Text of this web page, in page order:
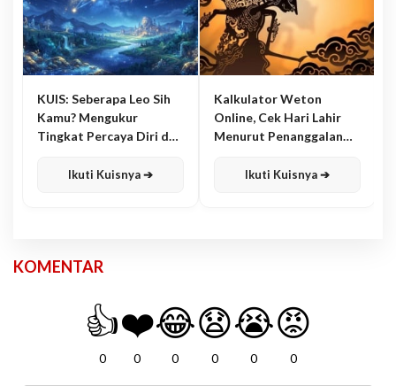
KUIS: Seberapa Leo Sih
Kamu? Mengukur
Tingkat Percaya Diri dan
Ikuti Kuisnya ➔
Kalkulator Weton
Online, Cek Hari Lahir
Menurut Penanggalan
Ikuti Kuisnya ➔
KOMENTAR
👍
0
❤️
0
😂
0
😧
0
😭
0
😡
0